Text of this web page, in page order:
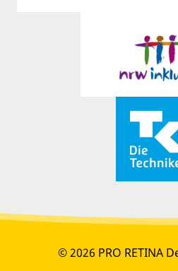
© 2026 PRO RETINA